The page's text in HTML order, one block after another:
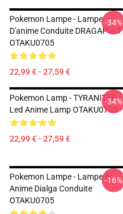
Pokemon Lampe - Lampe
D'anime Conduite DRAGAPULT
OTAKU0705
22,99 € - 27,59 €
-34%
Pokemon Lamp - TYRANITAR
Led Anime Lamp OTAKU0705
22,99 € - 27,59 €
-34%
Pokemon Lampe - Lampe À
Anime Dialga Conduite
OTAKU0705
-16%